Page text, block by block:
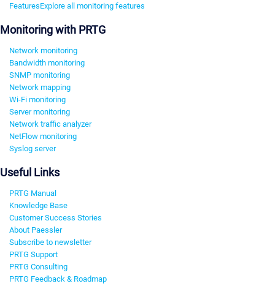
FeaturesExplore all monitoring features
Monitoring with PRTG
Network monitoring
Bandwidth monitoring
SNMP monitoring
Network mapping
Wi-Fi monitoring
Server monitoring
Network traffic analyzer
NetFlow monitoring
Syslog server
Useful Links
PRTG Manual
Knowledge Base
Customer Success Stories
About Paessler
Subscribe to newsletter
PRTG Support
PRTG Consulting
PRTG Feedback & Roadmap